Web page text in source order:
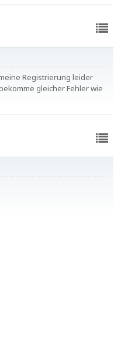
Registrierung leider
gleicher Fehler wie